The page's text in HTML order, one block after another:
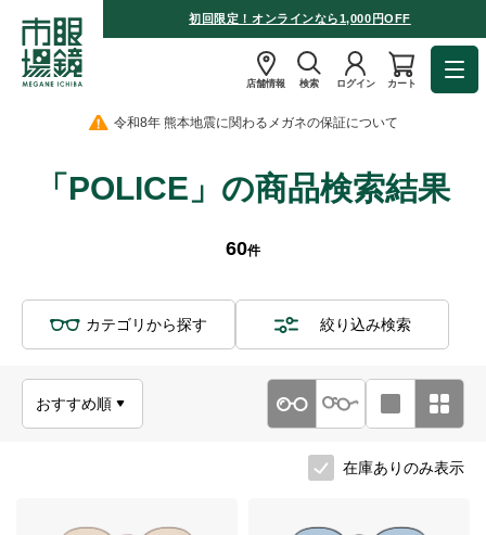
初回限定！オンラインなら1,000円OFF
店舗情報 検索 ログイン カート
令和8年 熊本地震に関わるメガネの保証について
「POLICE」の商品検索結果
60件
カテゴリから探す 絞り込み検索
在庫ありのみ表示